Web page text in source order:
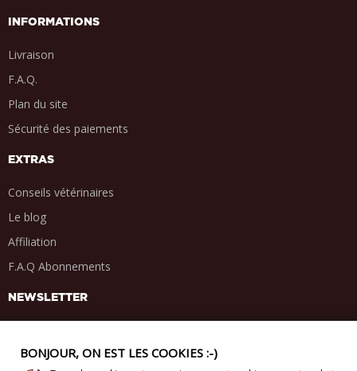
INFORMATIONS
Livraison
F.A.Q.
Plan du site
Sécurité des paiements
EXTRAS
Conseils vétérinaires
Le blog
Affiliation
F.A.Q Abonnements
NEWSLETTER
BONJOUR, ON EST LES COOKIES :-)